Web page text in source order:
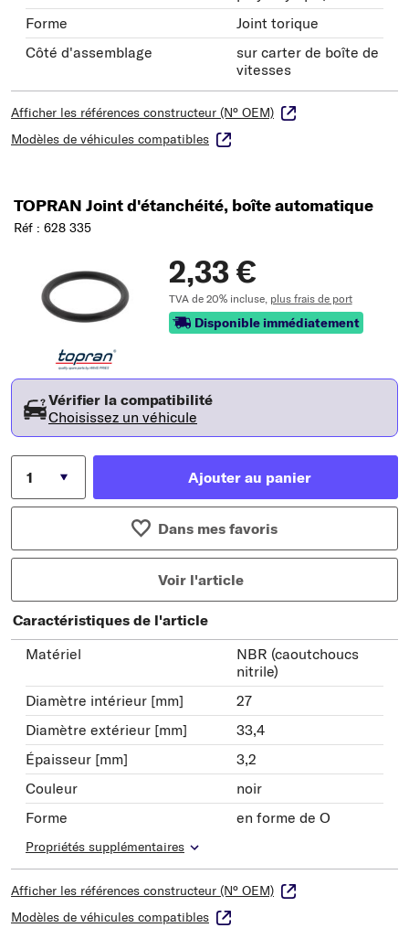
Forme
Joint torique
Côté d'assemblage
sur carter de boîte de
vitesses
Afficher les références constructeur (N° OEM)
Modèles de véhicules compatibles
TOPRAN Joint d'étanchéité, boîte automatique
Réf : 628 335
2,33 €
TVA de 20% incluse, plus frais de port
Disponible immédiatement
Vérifier la compatibilité
Choisissez un véhicule
Ajouter au panier
Dans mes favoris
Voir l'article
Caractéristiques de l'article
Matériel
NBR (caoutchoucs
nitrile)
Diamètre intérieur [mm]
27
Diamètre extérieur [mm]
33,4
Épaisseur [mm]
3,2
Couleur
noir
Forme
en forme de O
Propriétés supplémentaires
Afficher les références constructeur (N° OEM)
Modèles de véhicules compatibles